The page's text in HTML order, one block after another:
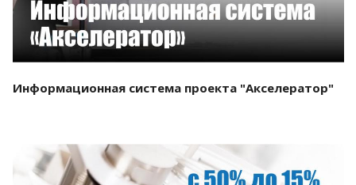
Информационная система проекта "Акселератор"